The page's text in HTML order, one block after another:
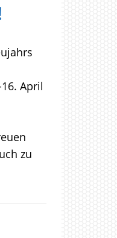
April
zu